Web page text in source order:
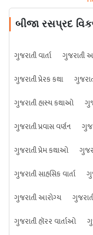
બીજા રસપ્રદ
ગુજરાતી વાર્તા ગુજરાતી
ગુજરાતી પ્રેરક કથા
ગુજરાતી હાસ્ય કથાઓ
ગુજરાતી પ્રવાસ વર્ણન
ગુજરાતી પ્રેમ કથાઓ
ગુજરાતી સાહસિક વાર્તા
ગુજરાતી આરોગ્ય
ગુજરાતી હૉરર વાર્તાઓ